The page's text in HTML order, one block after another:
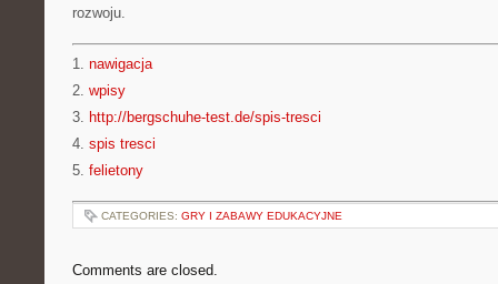
rozwoju.
1. nawigacja
2. wpisy
3. http://bergschuhe-test.de/spis-tresci
4. spis tresci
5. felietony
CATEGORIES: GRY I ZABAWY EDUKACYJNE
Comments are closed.